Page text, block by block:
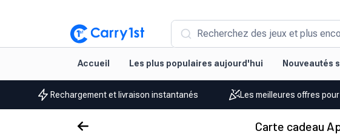
Recherchez des jeux et plus
Accueil Les plus populaires aujourd'hui Nouveautés
Rechargement et livraison instantanés Les meilleures offres
Carte cadeau